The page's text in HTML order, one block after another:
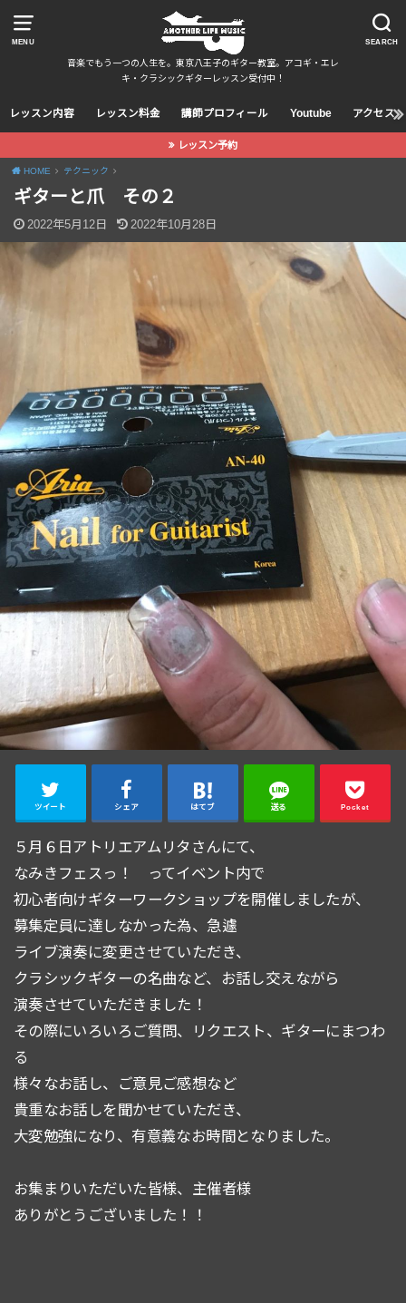
MENU SEARCH
音楽でもう一つの人生を。東京八王子のギター教室。アコギ・エレ
キ・クラシックギターレッスン受付中！
レッスン内容 レッスン料金 講師プロフィール Youtube アクセス
レッスン予約
HOME テクニック
ギターと爪 その２
2022年5月12日 2022年10月28日
ツイート シェア はてブ 送る Pocket
５月６日アトリエアムリタさんにて、
なみきフェスっ！ ってイベント内で
初心者向けギターワークショップを開催しましたが、
募集定員に達しなかった為、急遽
ライブ演奏に変更させていただき、
クラシックギターの名曲など、お話し交えながら
演奏させていただきました！
その際にいろいろご質問、リクエスト、ギターにまつわ
る
様々なお話し、ご意見ご感想など
貴重なお話しを聞かせていただき、
大変勉強になり、有意義なお時間となりました。
お集まりいただいた皆様、主催者様
ありがとうございました！！